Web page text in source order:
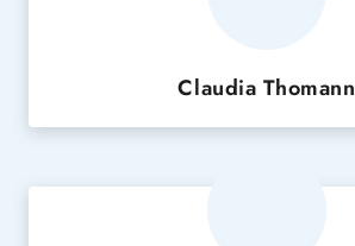
Claudia Thomann